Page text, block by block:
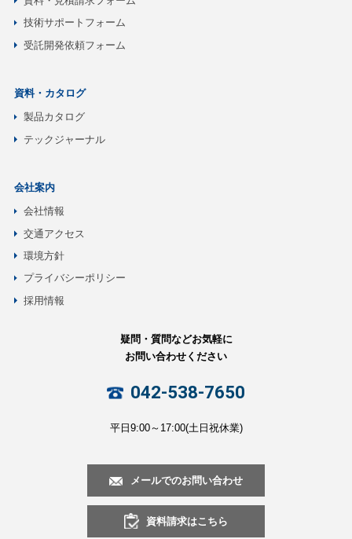
技術サポートフォーム
受託開発依頼フォーム
資料・カタログ
製品カタログ
テックジャーナル
会社案内
会社情報
交通アクセス
環境方針
プライバシーポリシー
採用情報
疑問・質問などお気軽に
お問い合わせください
042-538-7650
平日9:00～17:00(土日祝休業)
メールでのお問い合わせ
資料請求はこちら